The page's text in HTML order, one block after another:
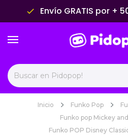
done Envío GRATIS por +
Inicio Funko Pop
Funko pop Mickey
Funko POP Disney